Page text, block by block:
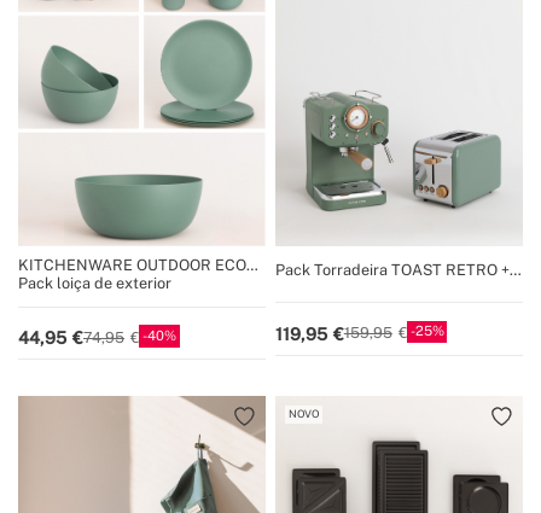
KITCHENWARE OUTDOOR ECO
COLLECTION
Pack loiça de exterior
44,95 74,95 40
Pack Torradeira TOAST RETRO +
119,95 159,95 25
NOVO